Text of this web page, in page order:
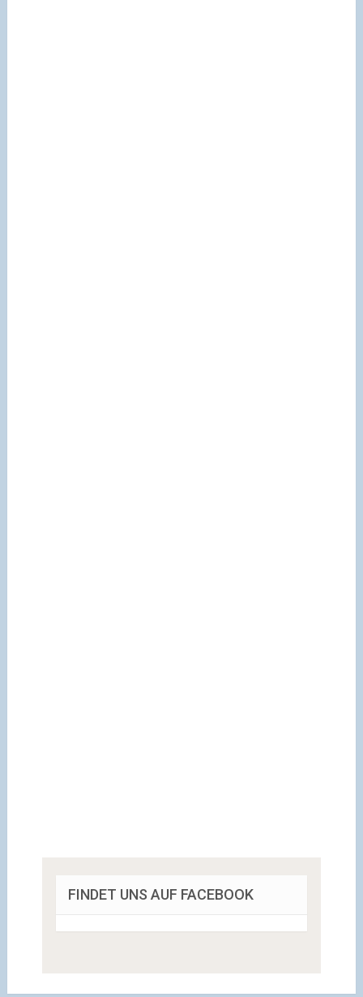
FINDET UNS AUF FACEBOOK